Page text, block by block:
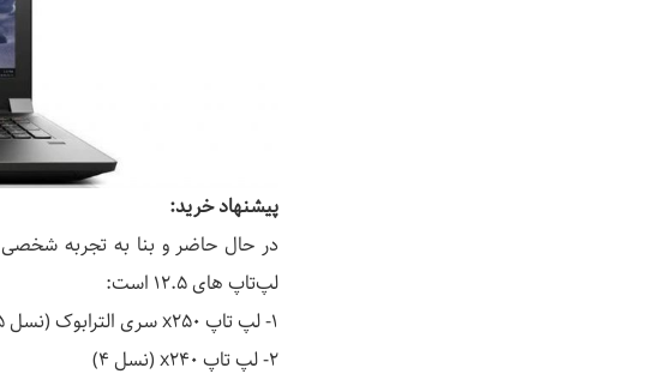
پیشنهاد خرید:
لپ‌تاپ های 12.5 است:
1- لپ تاپ x250 سری الترابوک (نسل 5)
2- لپ تاپ x240 (نسل 4)